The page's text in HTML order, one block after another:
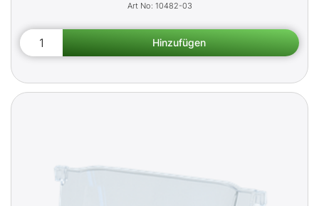
10482-03